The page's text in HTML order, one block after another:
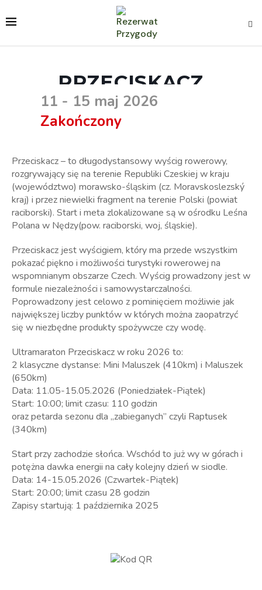
PRZECISKACZ
11 - 15 maj 2026
Zakończony
Przeciskacz – to długodystansowy wyścig rowerowy,
rozgrywający się na terenie Republiki Czeskiej w kraju
(województwo) morawsko-śląskim (cz. Moravskoslezský
kraj) i przez niewielki fragment na terenie Polski (powiat
raciborski). Start i meta zlokalizowane są w ośrodku Leśna
Polana w Nędzy(pow. raciborski, woj, śląskie).
Przeciskacz jest wyścigiem, który ma przede wszystkim
pokazać piękno i możliwości turystyki rowerowej na
wspomnianym obszarze Czech. Wyścig prowadzony jest w
formule niezależności i samowystarczalności.
Poprowadzony jest celowo z pominięciem możliwie jak
największej liczby punktów w których można zaopatrzyć
się w niezbędne produkty spożywcze czy wodę.
Ultramaraton Przeciskacz w roku 2026 to:
2 klasyczne dystanse: Mini Maluszek (410km) i Maluszek
(650km)
Data: 11.05-15.05.2026 (Poniedziałek-Piątek)
Start: 10:00; limit czasu: 110 godzin
oraz petarda sezonu dla „zabieganych” czyli Raptusek
(340km)
Start przy zachodzie słońca. Wschód to już wy w górach i
potężna dawka energii na cały kolejny dzień w siodle.
Data: 14-15.05.2026 (Czwartek-Piątek)
Start: 20:00; limit czasu 28 godzin
Zapisy startują: 1 października 2025